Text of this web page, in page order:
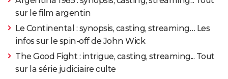
sur le film argentin
Le Continental : synopsis, casting, streaming… Les
infos sur le spin-off de John Wick
The Good Fight : intrigue, casting, streaming... Tout
sur la série judiciaire culte